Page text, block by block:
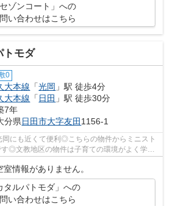
セゾンコート」への
い合わせはこちら
トモダ
0
大本線 「光岡 」駅 徒歩4分
大本線 「 日田 」駅 徒歩30分
7年
分県日田市大字友田 1156-1
にも近くて便利◎こちらの物件からミニスト
◎文教地区の物件は子育ての環境がよく学校
扱いやすい...
室情報がありません。
タルパトモダ」への
い合わせはこちら